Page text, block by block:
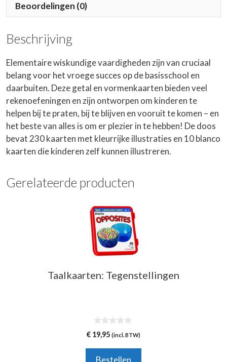
Beoordelingen (0)
Beschrijving
Elementaire wiskundige vaardigheden zijn van cruciaal
belang voor het vroege succes op de basisschool en
daarbuiten. Deze getal en vormenkaarten bieden veel
rekenoefeningen en zijn ontworpen om kinderen te
helpen bij te praten, bij te blijven en vooruit te komen – en
het beste van alles is om er plezier in te hebben! De doos
bevat 230 kaarten met kleurrijke illustraties en 10 blanco
kaarten die kinderen zelf kunnen illustreren.
Gerelateerde producten
Taalkaarten: Tegenstellingen
0
v
5
€ 19,95 (incl. BTW)
Bestellen